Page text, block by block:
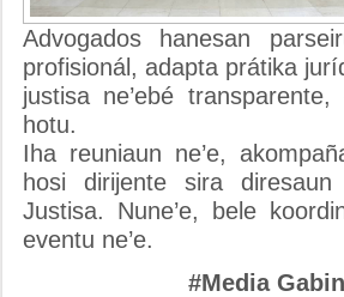
Advogados hanesan
profisionál, adapta prátika
justisa ne’ebé
hotu.
Iha reuniaun ne’e,
hosi dirijente sira
Justisa. Nune’e, bele
eventu ne’e.
#Media